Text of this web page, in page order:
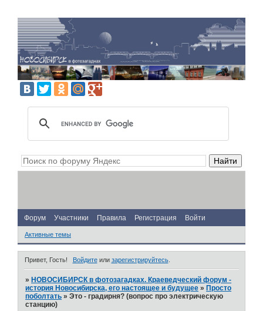
Форум Участники Правила Регистрация Войти
Активные темы
Привет, Гость! Войдитеили зарегистрируйтесь.
» НОВОСИБИРСК в фотозагадках. Краеведческий форум -
история Новосибирска, его настоящее и будущее » Просто
поболтать »Это - градирня? (вопрос про электрическую
станцию)